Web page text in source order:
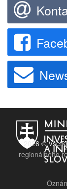
2026 ©
regionálneho